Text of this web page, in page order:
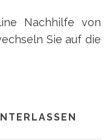
Nachhilfe von
Sie auf die